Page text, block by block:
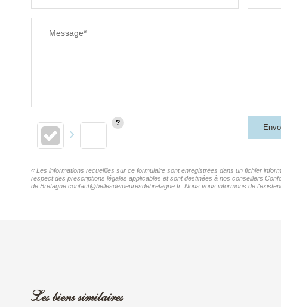
Message*
« Les informations recueillies sur ce formulaire sont enregistrées dans un fichier
respect des prescriptions légales applicables et sont destinées à nos conseillers
de Bretagne contact@bellesdemeuresdebretagne.fr. Nous vous informons de
Les biens similaires